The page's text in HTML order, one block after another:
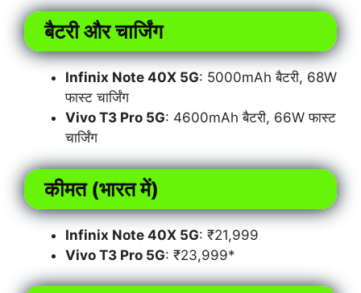
बैटरी और चार्जिंग
Infinix Note 40X 5G: 5000mAh बैटरी, 68W
फास्ट चार्जिंग
Vivo T3 Pro 5G: 4600mAh बैटरी, 66W फास्ट
चार्जिंग
कीमत (भारत में)
Infinix Note 40X 5G: ₹21,999
Vivo T3 Pro 5G: ₹23,999*